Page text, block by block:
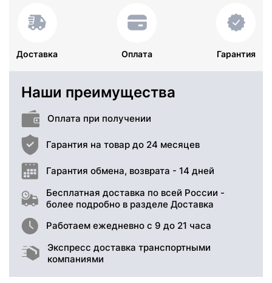
Доставка Оплата Гарантия
Наши преимущества
Оплата при получении
Гарантия на товар до 24 месяцев
Гарантия обмена, возврата - 14 дней
Бесплатная доставка по всей России -
более подробно в разделе Доставка
Работаем ежедневно с 9 до 21 часа
Экспресс доставка транспортными
компаниями